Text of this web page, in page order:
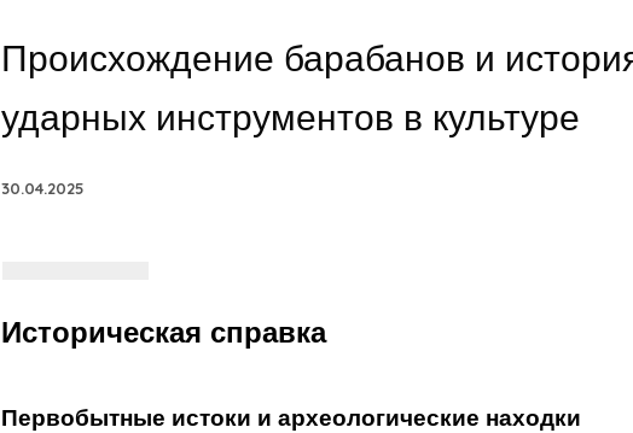
Происхождение барабанов и
ударных инструментов в культуре
30.04.2025
Историческая справка
Первобытные истоки и археологические находки